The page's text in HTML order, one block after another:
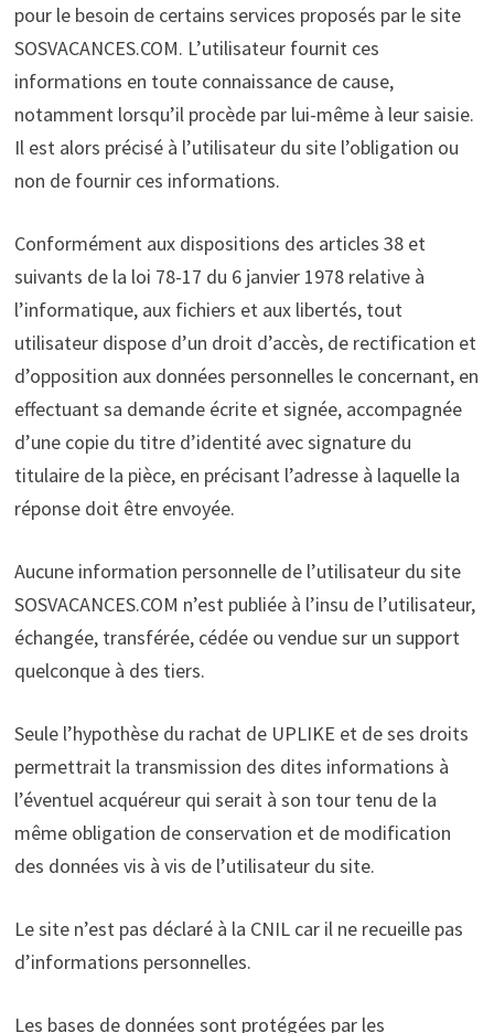
pour le besoin de certains services proposés par le site
SOSVACANCES.COM. L’utilisateur fournit ces
informations en toute connaissance de cause,
notamment lorsqu’il procède par lui-même à leur saisie.
Il est alors précisé à l’utilisateur du site l’obligation ou
non de fournir ces informations.
Conformément aux dispositions des articles 38 et
suivants de la loi 78-17 du 6 janvier 1978 relative à
l’informatique, aux fichiers et aux libertés, tout
utilisateur dispose d’un droit d’accès, de rectification et
d’opposition aux données personnelles le concernant, en
effectuant sa demande écrite et signée, accompagnée
d’une copie du titre d’identité avec signature du
titulaire de la pièce, en précisant l’adresse à laquelle la
réponse doit être envoyée.
Aucune information personnelle de l’utilisateur du site
SOSVACANCES.COM n’est publiée à l’insu de l’utilisateur,
échangée, transférée, cédée ou vendue sur un support
quelconque à des tiers.
Seule l’hypothèse du rachat de UPLIKE et de ses droits
permettrait la transmission des dites informations à
l’éventuel acquéreur qui serait à son tour tenu de la
même obligation de conservation et de modification
des données vis à vis de l’utilisateur du site.
Le site n’est pas déclaré à la CNIL car il ne recueille pas
d’informations personnelles.
Les bases de données sont protégées par les